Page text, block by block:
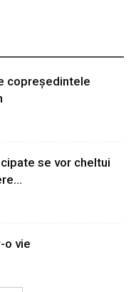
copreședintele
se vor cheltui
o vie